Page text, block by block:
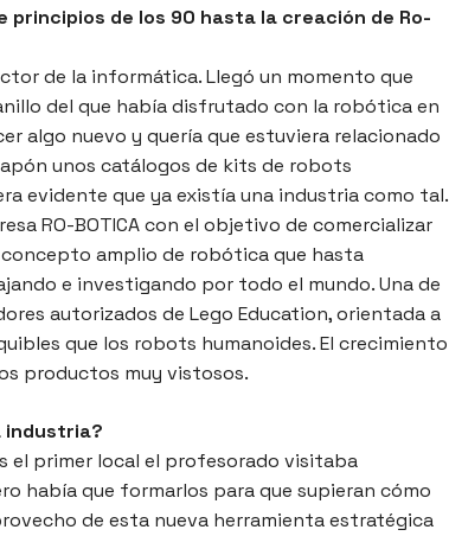
de los 90 hasta la creación de Ro-
de la informática. Llegó un momento que
del que había disfrutado con la robótica en
algo nuevo y quería que estuviera relacionado
unos catálogos de kits de robots
evidente que ya existía una industria como tal.
RO-BOTICA con el objetivo de comercializar
amplio de robótica que hasta
e investigando por todo el mundo. Una de
autorizados de Lego Education, orientada a
que los robots humanoides. El crecimiento
productos muy vistosos.
industria?
el primer local el profesorado visitaba
había que formarlos para que supieran cómo
de esta nueva herramienta estratégica